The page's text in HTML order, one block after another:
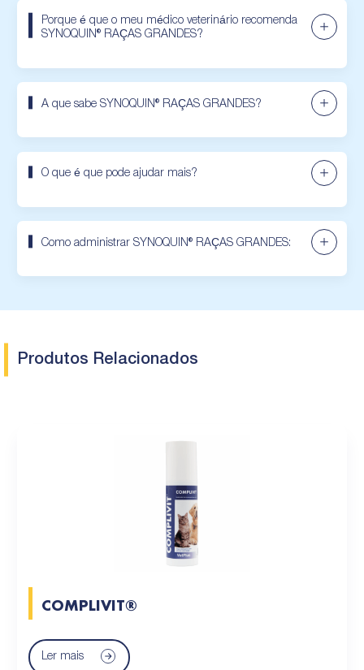
Porque é que o meu médico veterinário recomenda
SYNOQUIN® RAÇAS GRANDES?
A que sabe SYNOQUIN® RAÇAS GRANDES?
O que é que pode ajudar mais?
Como administrar SYNOQUIN® RAÇAS GRANDES:
Produtos Relacionados
COMPLIVIT®
Ler mais